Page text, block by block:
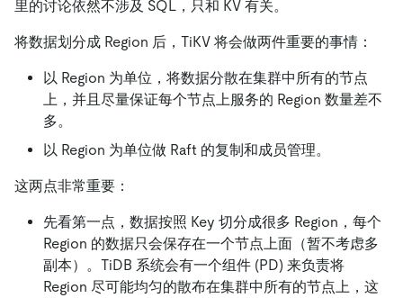
里的讨论依然不涉及 SQL，只和 KV 有关。
将数据划分成 Region 后，TiKV 将会做两件重要的事情：
以 Region 为单位，将数据分散在集群中所有的节点
上，并且尽量保证每个节点上服务的 Region 数量差不
多。
以 Region 为单位做 Raft 的复制和成员管理。
这两点非常重要：
先看第一点，数据按照 Key 切分成很多 Region，每个
Region 的数据只会保存在一个节点上面（暂不考虑多
副本）。TiDB 系统会有一个组件 (PD) 来负责将
Region 尽可能均匀的散布在集群中所有的节点上，这